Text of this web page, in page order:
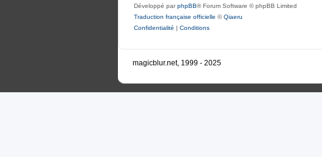
Développé parphpBB® Forum Software © phpBB Limited
Traduction française officielle ©Qiaeru
Confidentialité | Conditions
magicblur.net, 1999 - 2025